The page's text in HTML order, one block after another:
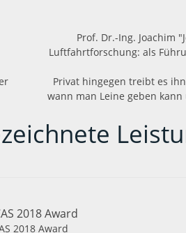
Prof. Dr.-Ing. Joachim
Luftfahrtforschung: als
Privat hingegen treibt es
wann man Leine geben
2018 Award